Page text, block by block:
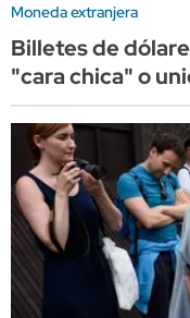
Moneda extranjera
Billetes de
"cara chica" o